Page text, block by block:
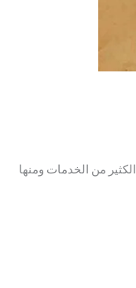
الكثير من الخدمات ومنها